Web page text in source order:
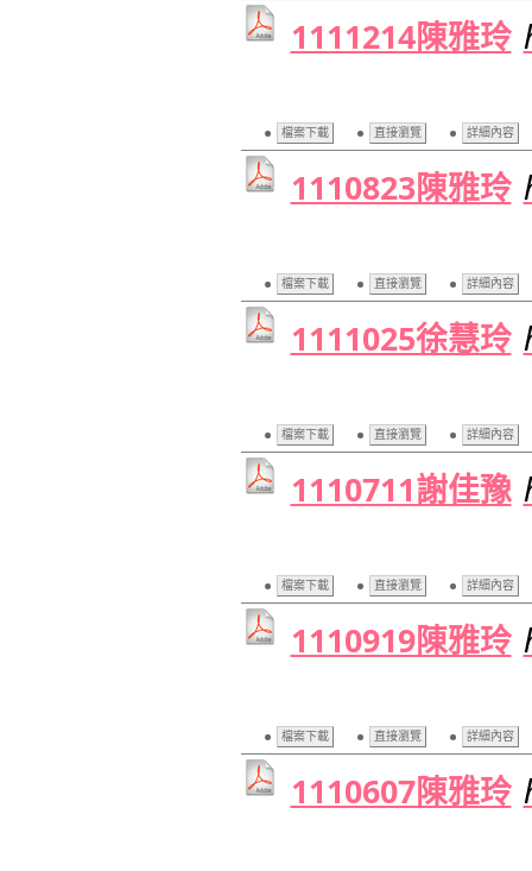
1111214陳雅玲
檔案下載 直接瀏覽 詳細內容
1110823陳雅玲
檔案下載 直接瀏覽 詳細內容
1111025徐慧玲
檔案下載 直接瀏覽 詳細內容
1110711謝佳豫
檔案下載 直接瀏覽 詳細內容
1110919陳雅玲
檔案下載 直接瀏覽 詳細內容
1110607陳雅玲